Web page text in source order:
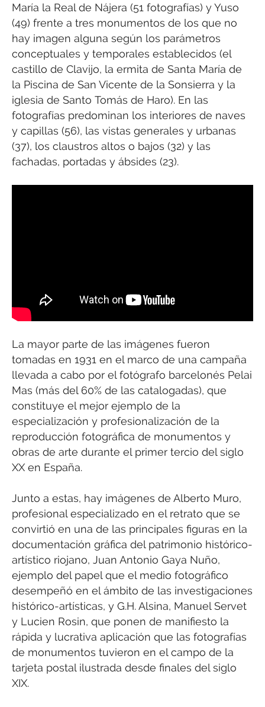
María la Real de Nájera (51 fotografías) y Yuso
(49) frente a tres monumentos de los que no
hay imagen alguna según los parámetros
conceptuales y temporales establecidos (el
castillo de Clavijo, la ermita de Santa María de
la Piscina de San Vicente de la Sonsierra y la
iglesia de Santo Tomás de Haro). En las
fotografías predominan los interiores de naves
y capillas (56), las vistas generales y urbanas
(37), los claustros altos o bajos (32) y las
fachadas, portadas y ábsides (23).
La mayor parte de las imágenes fueron
tomadas en 1931 en el marco de una campaña
llevada a cabo por el fotógrafo barcelonés Pelai
Mas (más del 60% de las catalogadas), que
constituye el mejor ejemplo de la
especialización y profesionalización de la
reproducción fotográfica de monumentos y
obras de arte durante el primer tercio del siglo
XX en España.
Junto a estas, hay imágenes de Alberto Muro,
profesional especializado en el retrato que se
convirtió en una de las principales figuras en la
documentación gráfica del patrimonio histórico-
artístico riojano, Juan Antonio Gaya Nuño,
ejemplo del papel que el medio fotográfico
desempeñó en el ámbito de las investigaciones
histórico-artísticas, y G.H. Alsina, Manuel Servet
y Lucien Rosin, que ponen de manifiesto la
rápida y lucrativa aplicación que las fotografías
de monumentos tuvieron en el campo de la
tarjeta postal ilustrada desde finales del siglo
XIX.